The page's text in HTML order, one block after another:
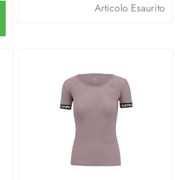
Articolo Esaurito